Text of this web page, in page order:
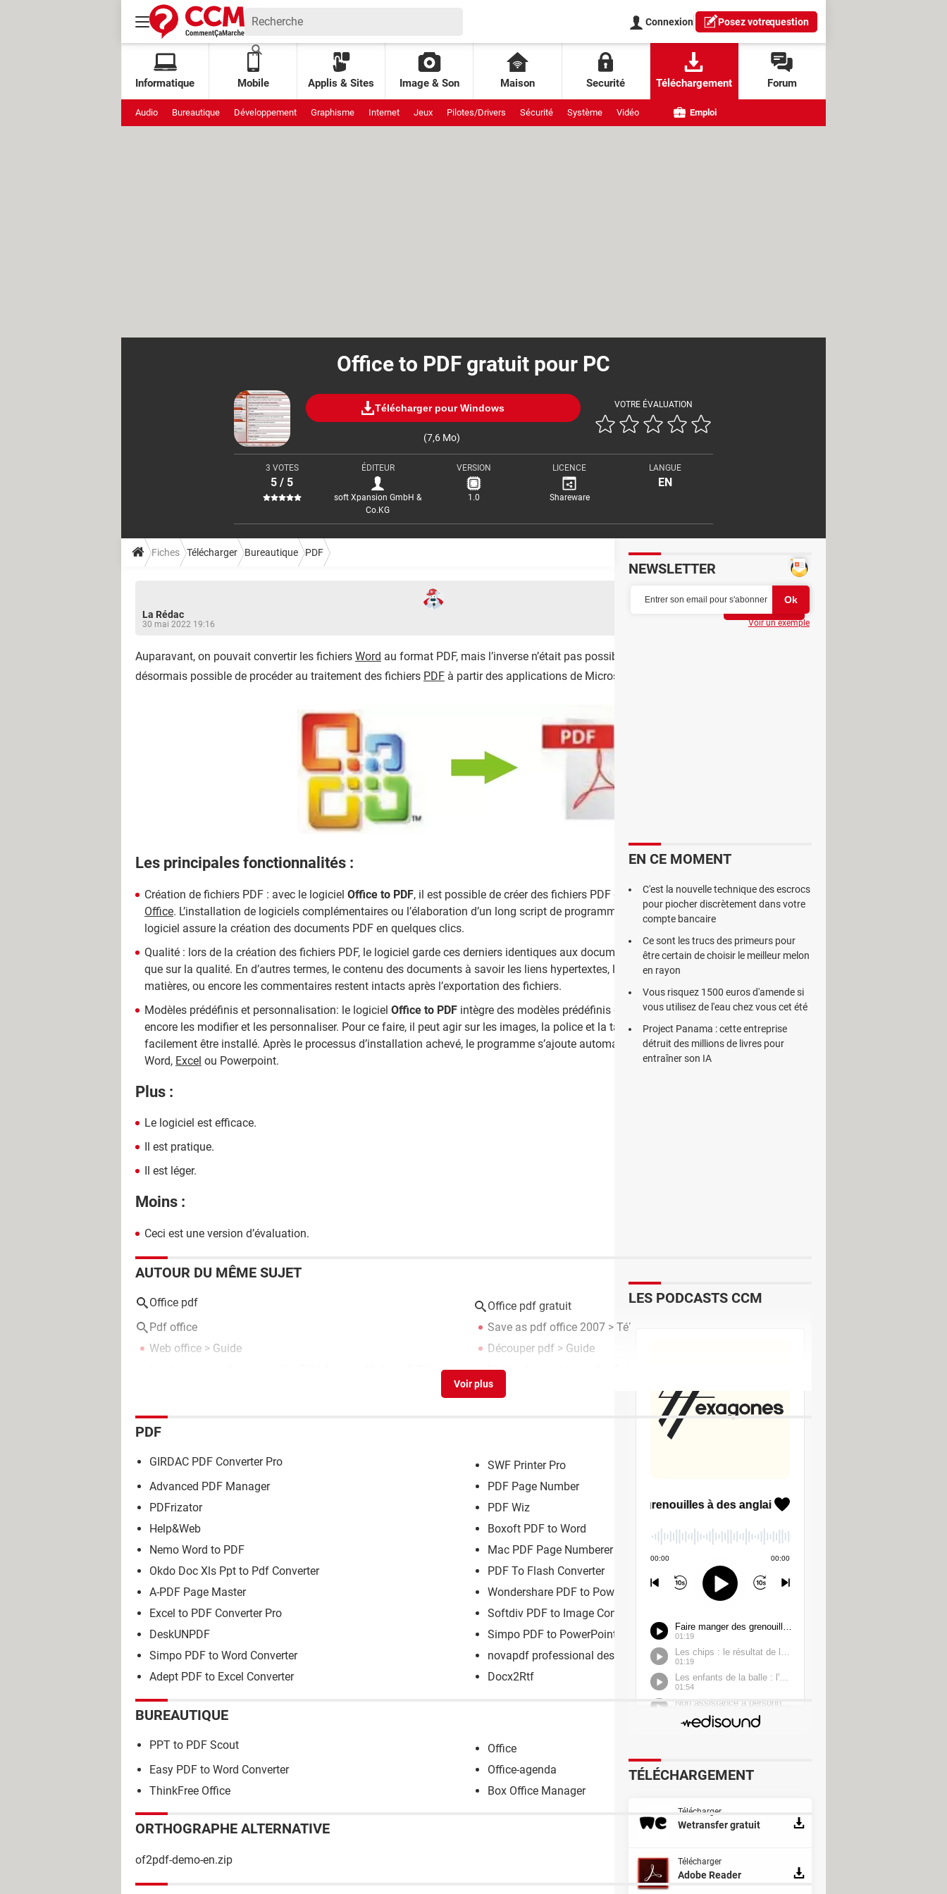
Connexion Posez votrequestion
Informatique Mobile Applis & Sites Image & Son Maison Securité Téléchargement Forum
Audio Bureautique Développement Graphisme Internet Jeux Pilotes/Drivers Sécurité Système Vidéo Emploi
Office to PDF gratuit pour PC
Télécharger pour Windows
(7,6 Mo)
VOTRE ÉVALUATION
3 VOTES
5 / 5
ÉDITEUR
soft Xpansion GmbH &
Co.KG
VERSION
1.0
LICENCE
Shareware
LANGUE
EN
Fiches Télécharger Bureautique PDF
La Rédac
30 mai 2022 19:16
Auparavant, on pouvait convertir les fichiers Word au format PDF, mais l’inverse n’était pas possible. Avec le logiciel
désormais possible de procéder au traitement des fichiers PDF à partir des applications de Microsoft Office.
Les principales fonctionnalités :
Création de fichiers PDF : avec le logiciel Office to PDF, il est possible de créer des fichiers PDF depuis des applications deMicrosoft
Office. L’installation de logiciels complémentaires ou l’élaboration d’un long script de programmation n’est pas nécessaire du fait que le
logiciel assure la création des documents PDF en quelques clics.
Qualité : lors de la création des fichiers PDF, le logiciel garde ces derniers identiques aux documents originaux, tant sur la mise en page
que sur la qualité. En d’autres termes, le contenu des documents à savoir les liens hypertextes, l’entête et le pied de page, la table des
matières, ou encore les commentaires restent intacts après l’exportation des fichiers.
Modèles prédéfinis et personnalisation: le logiciel Office to PDF intègre des modèles prédéfinis de fichiers PDF, mais l’utilisateur peut
encore les modifier et les personnaliser. Pour ce faire, il peut agir sur les images, la police et la taille. Il est à noter que le logiciel peut
facilement être installé. Après le processus d’installation achevé, le programme s’ajoute automatiquement dans la barre d’outils de
Word, Excel ou Powerpoint.
Plus :
Le logiciel est efficace.
Il est pratique.
Il est léger.
Moins :
Ceci est une version d’évaluation.
AUTOUR DU MÊME SUJET
Office pdf
Office pdf gratuit
Pdf office
Save as pdf office 2007 > Télécharger - Bureautique
Web office > Guide Découper pdf > Guide
> Télécharger - Histoire & Religion Notice de montage pdf
PDF
GIRDAC PDF Converter Pro
SWF Printer Pro
Advanced PDF Manager
PDF Page Number
PDFrizator
PDF Wiz
Help&Web
Boxoft PDF to Word
Nemo Word to PDF
Mac PDF Page Numberer
Okdo Doc Xls Ppt to Pdf Converter
PDF To Flash Converter
A-PDF Page Master
Wondershare PDF to PowerPoint Converter
Excel to PDF Converter Pro
Softdiv PDF to Image Converter
DeskUNPDF
Simpo PDF to PowerPoint Converter
Simpo PDF to Word Converter
novapdf professional desktop
Adept PDF to Excel Converter
Docx2Rtf
BUREAUTIQUE
PPT to PDF Scout
Office
Easy PDF to Word Converter
Office-agenda
ThinkFree Office
Box Office Manager
ORTHOGRAPHE ALTERNATIVE
of2pdf-demo-en.zip
NEWSLETTER
Voir un exemple
EN CE MOMENT
C'est la nouvelle technique des escrocs
pour piocher discrètement dans votre
compte bancaire
Ce sont les trucs des primeurs pour
être certain de choisir le meilleur melon
en rayon
Vous risquez 1500 euros d'amende si
vous utilisez de l'eau chez vous cet été
Project Panama : cette entreprise
détruit des millions de livres pour
entraîner son IA
LES PODCASTS CCM
TÉLÉCHARGEMENT
Télécharger
Wetransfer gratuit
Télécharger
Adobe Reader